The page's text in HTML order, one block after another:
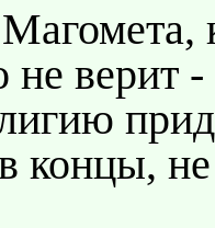
не верит
концы,